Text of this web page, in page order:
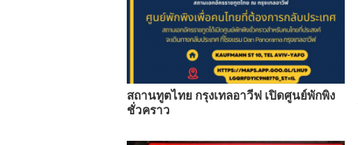
สถานทูตไทย กรุงเทลอาวีฟ เปิดศูนย์พักพิง
ชั่วคราว